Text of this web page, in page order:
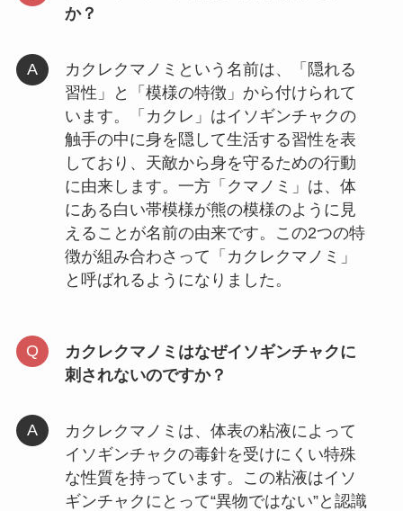
か？
カクレクマノミという名前は、「隠れる
習性」と「模様の特徴」から付けられて
います。「カクレ」はイソギンチャクの
触手の中に身を隠して生活する習性を表
しており、天敵から身を守るための行動
に由来します。一方「クマノミ」は、体
にある白い帯模様が熊の模様のように見
えることが名前の由来です。この2つの特
徴が組み合わさって「カクレクマノミ」
と呼ばれるようになりました。
カクレクマノミはなぜイソギンチャクに
刺されないのですか？
カクレクマノミは、体表の粘液によって
イソギンチャクの毒針を受けにくい特殊
な性質を持っています。この粘液はイソ
ギンチャクにとって“異物ではない”と認識